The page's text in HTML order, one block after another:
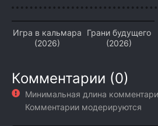
Игра в кальмара
(2026)
Грани будущего
(2026)
Комментарии (0)
Минимальная длина
Комментарии модерируются